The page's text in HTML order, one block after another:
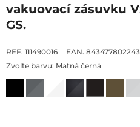
vakuovací zásuvku
GS.
REF. 111490016
EAN.
Zvolte barvu: Matná černá